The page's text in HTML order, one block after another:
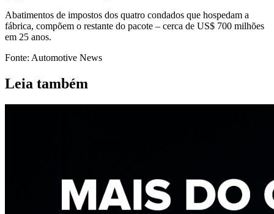
Abatimentos de impostos dos quatro condados que hospedam a
fábrica, compõem o restante do pacote – cerca de US$ 700 milhões
em 25 anos.
Fonte: Automotive News
Leia também